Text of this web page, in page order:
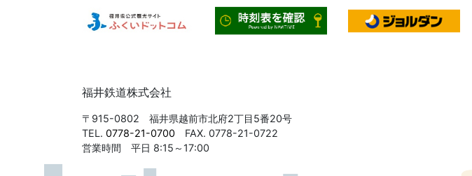
福井鉄道株式会社
〒915-0802 福井県越前市北府2丁目5番20号
TEL. 0778-21-0700 FAX. 0778-21-0722
営業時間 平日 8:15～17:00